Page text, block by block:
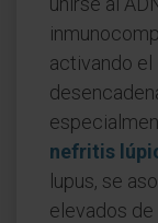
activando el
nefritis
lupus, se
elevados